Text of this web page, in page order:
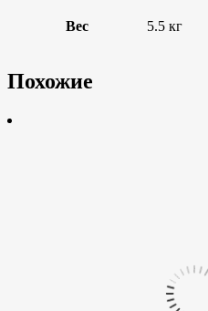
Вес 5.5 кг
Похожие